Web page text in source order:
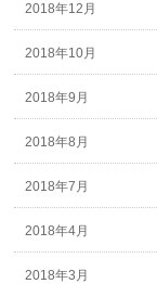
2018年12月
2018年10月
2018年9月
2018年8月
2018年7月
2018年4月
2018年3月